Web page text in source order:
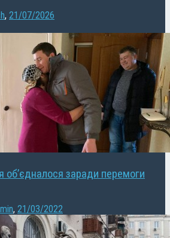
, 21/07/2026
об’єдналося заради перемоги
, 21/03/2022